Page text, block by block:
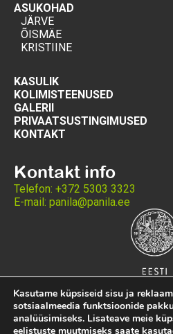
ASUKOHAD
JÄRVE
ÕISMÄE
KRISTIINE
KASULIK
KOLIMISTEENUSED
GALERII
PRIVAATSUSTINGIMUSED
KONTAKT
Kontakt info
Telefon: +372 5303 3323
E-mail: panila@panila.ee
Kasutame küpsiseid sisu ja
sotsiaalmeedia funktsioonide
analüüsimiseks. Lisateave meie
eelistuste muutmiseks saate